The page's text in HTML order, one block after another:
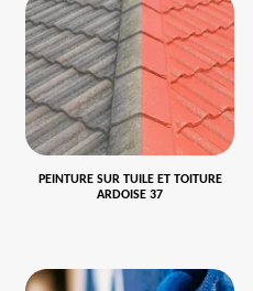
PEINTURE SUR TUILE ET TOITURE
ARDOISE 37